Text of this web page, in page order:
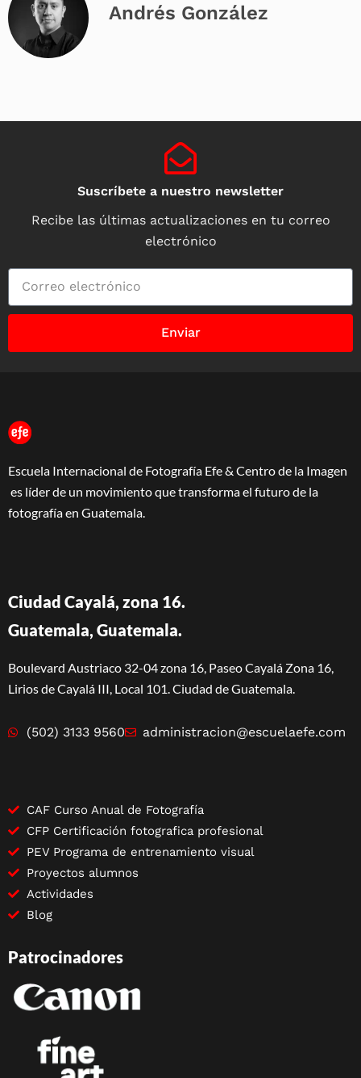
Andrés González
Suscríbete a nuestro newsletter
Recibe las últimas actualizaciones en tu correo
electrónico
Enviar
Escuela Internacional de Fotografía Efe & Centro de la Imagen
es líder de un movimiento que transforma el futuro de la
fotografía en Guatemala.
Ciudad Cayalá, zona 16.
Guatemala, Guatemala.
Boulevard Austriaco 32-04 zona 16, Paseo Cayalá Zona 16,
Lirios de Cayalá III, Local 101. Ciudad de Guatemala.
(502) 3133 9560 administracion@escuelaefe.com
CAF Curso Anual de Fotografía
CFP Certificación fotografica profesional
PEV Programa de entrenamiento visual
Proyectos alumnos
Actividades
Blog
Patrocinadores